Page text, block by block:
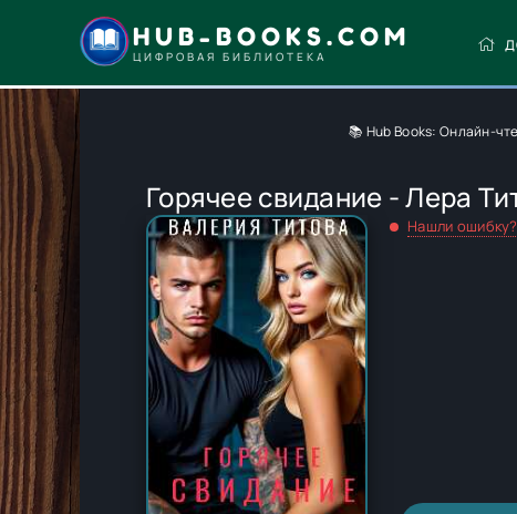
HUB-BOOKS.COM
ЦИФРОВАЯ БИБЛИОТЕКА
📚 Hub Books: Онлайн-
Горячее свидание - Лера
Нашли ошибку?